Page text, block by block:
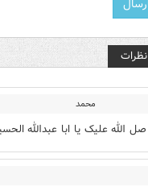
نظرات
محمد
صل الله علیک یا ابا عبدالله